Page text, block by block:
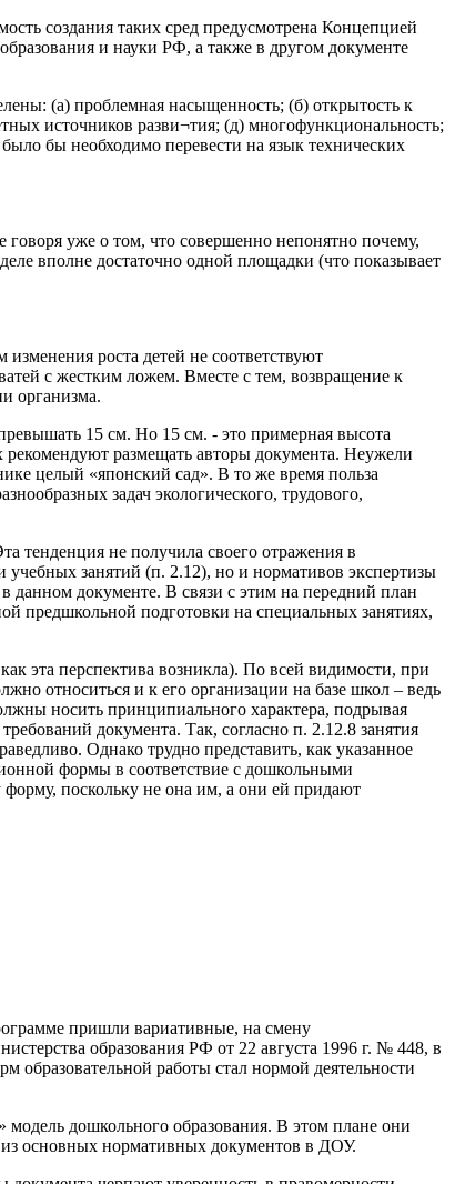
создания таких сред предусмотрена Концепцией
и науки РФ, а также в другом документе
(а) проблемная насыщенность; (б) открытость к
источников разви¬тия; (д) многофункциональность;
бы необходимо перевести на язык технических
уже о том, что совершенно непонятно почему,
вполне достаточно одной площадки (что показывает
роста детей не соответствуют
с жестким ложем. Вместе с тем, возвращение к
организма.
15 см. Но 15 см. - это примерная высота
рекомендуют размещать авторы документа. Неужели
целый «японский сад». В то же время польза
задач экологического, трудового,
тенденция не получила своего отражения в
занятий (п. 2.12), но и нормативов экспертизы
документе. В связи с этим на передний план
предшкольной подготовки на специальных занятиях,
эта перспектива возникла). По всей видимости, при
относиться и к его организации на базе школ – ведь
носить принципиального характера, подрывая
документа. Так, согласно п. 2.12.8 занятия
Однако трудно представить, как указанное
формы в соответствие с дошкольными
поскольку не она им, а они ей придают
пришли вариативные, на смену
образования РФ от 22 августа 1996 г. № 448, в
работы стал нормой деятельности
дошкольного образования. В этом плане они
основных нормативных документов в ДОУ.